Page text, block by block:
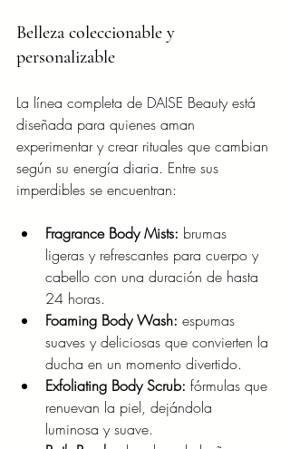
Belleza coleccionable y
personalizable
La línea completa de DAISE Beauty está
diseñada para quienes aman
experimentar y crear rituales que cambian
según su energía diaria. Entre sus
imperdibles se encuentran:
Fragrance Body Mists: brumas
ligeras y refrescantes para cuerpo y
cabello con una duración de hasta
24 horas.
Foaming Body Wash: espumas
suaves y deliciosas que convierten la
ducha en un momento divertido.
Exfoliating Body Scrub: fórmulas que
renuevan la piel, dejándola
luminosa y suave.